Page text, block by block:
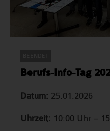
Berufs-Info-Tag
Datum: 25.01.2026
Uhrzeit: 10:00 Uhr –